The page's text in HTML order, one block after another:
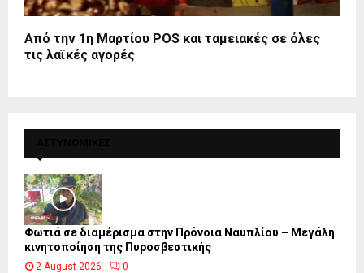
Από την 1η Μαρτίου POS και ταμειακές σε όλες
τις λαϊκές αγορές
Φωτιά σε διαμέρισμα στην Πρόνοια Ναυπλίου – Μεγάλη
κινητοποίηση της Πυροσβεστικής
2 August 2026 0